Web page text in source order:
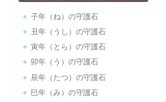
子年（ね）の守護石
丑年（うし）の守護石
寅年（とら）の守護石
卯年（う）の守護石
辰年（たつ）の守護石
巳年（み）の守護石